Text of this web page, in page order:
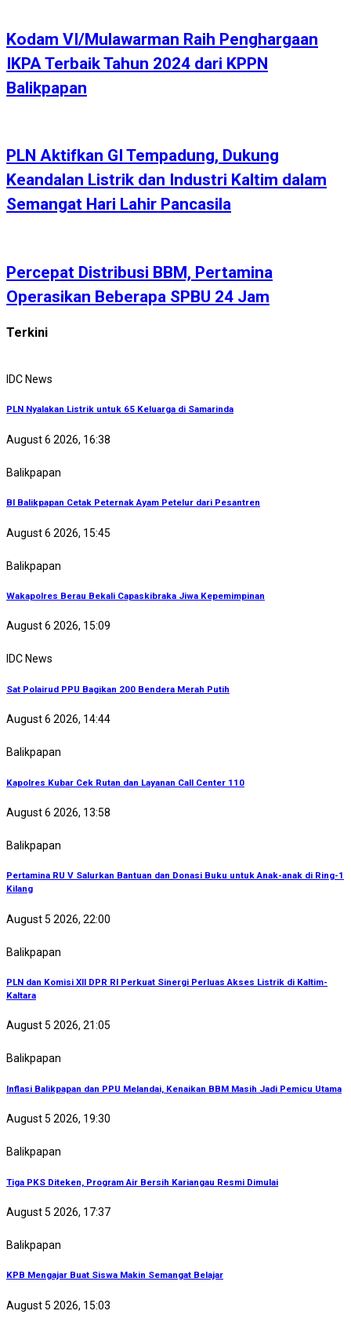
Kodam VI/Mulawarman Raih Penghargaan
IKPA Terbaik Tahun 2024 dari KPPN
Balikpapan
PLN Aktifkan GI Tempadung, Dukung
Keandalan Listrik dan Industri Kaltim dalam
Semangat Hari Lahir Pancasila
Percepat Distribusi BBM, Pertamina
Operasikan Beberapa SPBU 24 Jam
Terkini
IDC News
PLN Nyalakan Listrik untuk 65 Keluarga di Samarinda
August 6 2026, 16:38
Balikpapan
BI Balikpapan Cetak Peternak Ayam Petelur dari Pesantren
August 6 2026, 15:45
Balikpapan
Wakapolres Berau Bekali Capaskibraka Jiwa Kepemimpinan
August 6 2026, 15:09
IDC News
Sat Polairud PPU Bagikan 200 Bendera Merah Putih
August 6 2026, 14:44
Balikpapan
Kapolres Kubar Cek Rutan dan Layanan Call Center 110
August 6 2026, 13:58
Balikpapan
Pertamina RU V Salurkan Bantuan dan Donasi Buku untuk Anak-anak di Ring-1
Kilang
August 5 2026, 22:00
Balikpapan
PLN dan Komisi XII DPR RI Perkuat Sinergi Perluas Akses Listrik di Kaltim-
Kaltara
August 5 2026, 21:05
Balikpapan
Inflasi Balikpapan dan PPU Melandai, Kenaikan BBM Masih Jadi Pemicu Utama
August 5 2026, 19:30
Balikpapan
Tiga PKS Diteken, Program Air Bersih Kariangau Resmi Dimulai
August 5 2026, 17:37
Balikpapan
KPB Mengajar Buat Siswa Makin Semangat Belajar
August 5 2026, 15:03